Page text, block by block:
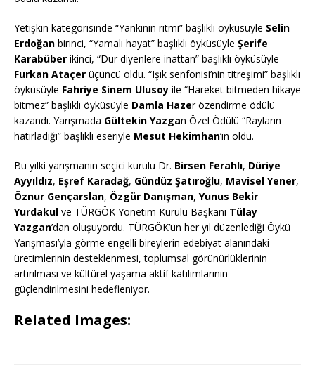
Yetişkin kategorisinde “Yankının ritmi” başlıklı öyküsüyle Selin
Erdoğan birinci, “Yamalı hayat” başlıklı öyküsüyle Şerife
Karabüber ikinci, “Dur diyenlere inattan” başlıklı öyküsüyle
Furkan Ataçer üçüncü oldu. “Işık senfonisi’nin titreşimi” başlıklı
öyküsüyle Fahriye Sinem Ulusoy ile “Hareket bitmeden hikaye
bitmez” başlıklı öyküsüyle Damla Hazer özendirme ödülü
kazandı. Yarışmada Gültekin Yazgan Özel Ödülü “Rayların
hatırladığı” başlıklı eseriyle Mesut Hekimhan‘ın oldu.
Bu yılki yarışmanın seçici kurulu Dr. Birsen Ferahlı, Düriye
Ayyıldız, Eşref Karadağ, Gündüz Şatıroğlu, Mavisel Yener,
Öznur Gençarslan, Özgür Danışman, Yunus Bekir
Yurdakul ve TÜRGÖK Yönetim Kurulu Başkanı Tülay
Yazgan’dan oluşuyordu. TÜRGÖK’ün her yıl düzenlediği Öykü
Yarışması’yla görme engelli bireylerin edebiyat alanındaki
üretimlerinin desteklenmesi, toplumsal görünürlüklerinin
artırılması ve kültürel yaşama aktif katılımlarının
güçlendirilmesini hedefleniyor.
Related Images: